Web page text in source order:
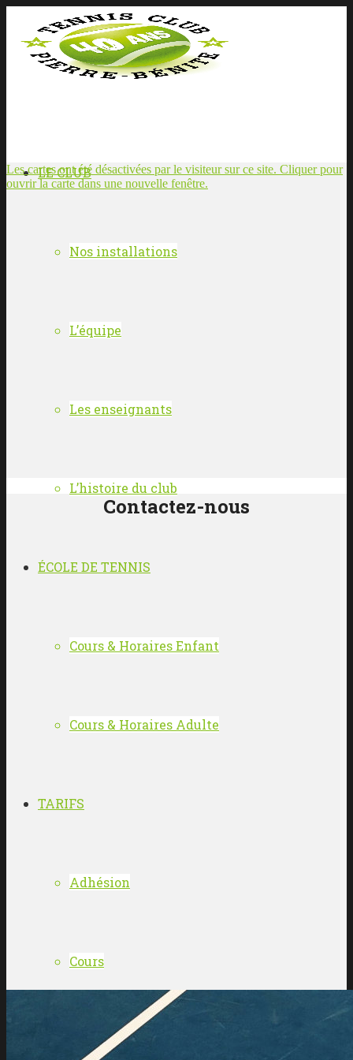
LE CLUB
Nos installations
L’équipe
Les enseignants
L’histoire du club
ÉCOLE DE TENNIS
Cours & Horaires Enfant
Cours & Horaires Adulte
TARIFS
Adhésion
Cours
RÉSERVER
Les cartes ont été désactivées par le visiteur sur ce site. Cliquer pour
ouvrir la carte dans une nouvelle fenêtre.
Contactez-nous